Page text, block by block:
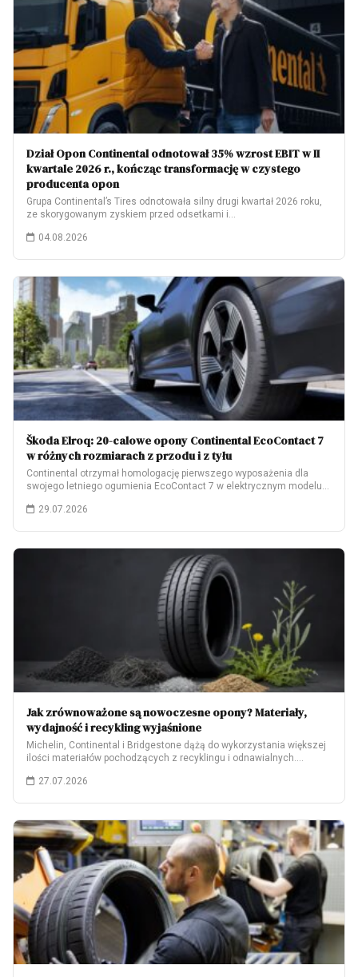
Dział Opon Continental odnotował 35% wzrost EBIT w II
kwartale 2026 r., kończąc transformację w czystego
producenta opon
Grupa Continental’s Tires odnotowała silny drugi kwartał 2026 roku,
ze skorygowanym zyskiem przed odsetkami i…
04.08.2026
Škoda Elroq: 20-calowe opony Continental EcoContact 7
w różnych rozmiarach z przodu i z tyłu
Continental otrzymał homologację pierwszego wyposażenia dla
swojego letniego ogumienia EcoContact 7 w elektrycznym modelu
29.07.2026
Jak zrównoważone są nowoczesne opony? Materiały,
wydajność i recykling wyjaśnione
Michelin, Continental i Bridgestone dążą do wykorzystania większej
ilości materiałów pochodzących z recyklingu i odnawialnych.…
27.07.2026